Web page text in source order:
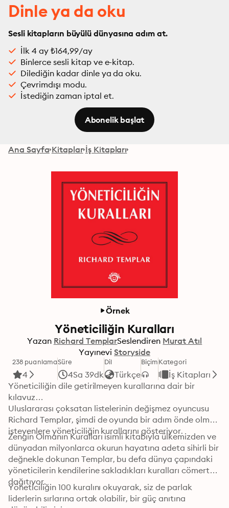
Dinle ya da oku
Sesli kitapların büyülü dünyasına adım at.
İlk 4 ay ₺164,99/ay
Binlerce sesli kitap ve e-kitap.
Dilediğin kadar dinle ya da oku.
Çevrimdışı modu.
İstediğin zaman iptal et.
Abonelik başlat
Ana Sayfa Kitaplar İş Kitapları
Örnek
Yöneticiliğin Kuralları
Yazan Richard TemplarSeslendiren Murat Atıl
Yayınevi Storyside
238 puanlama
4
Süre
4Sa 39dk
Dil
Türkçe
BiçimKategori
İş Kitapları
Yöneticiliğin dile getirilmeyen kurallarına dair bir
kılavuz…
Uluslararası çoksatan listelerinin değişmez oyuncusu
Richard Templar, şimdi de oyunda bir adım önde olmak
isteyenlere yöneticiliğin kurallarını gösteriyor.
Zengin Olmanın Kuralları isimli kitabıyla ülkemizden ve
dünyadan milyonlarca okurun hayatına adeta sihirli bir
değnekle dokunan Templar, bu defa dünya çapındaki
yöneticilerin kendilerine sakladıkları kuralları cömertçe
dağıtıyor.
Yöneticiliğin 100 kuralını okuyarak, siz de parlak
liderlerin sırlarına ortak olabilir, bir güç anıtına